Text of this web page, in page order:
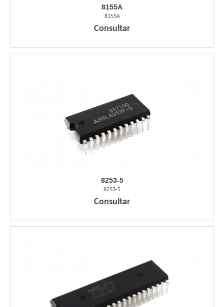
8155A
8155A
Consultar
8253-5
8253-5
Consultar